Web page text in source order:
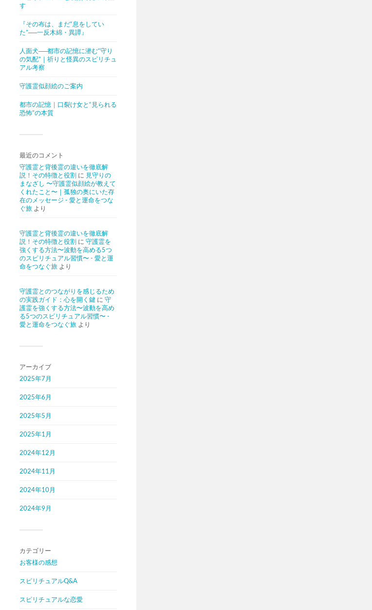
す
『その布は、まだ“息をしてい
た”──一反木綿・異譚』
人面犬──都市の記憶に潜む“守り
の気配”｜祈りと怪異のスピリチュ
アル考察
守護霊似顔絵のご案内
都市の記憶｜口裂け女と“見られる
恐怖”の本質
最近のコメント
守護霊と背後霊の違いを徹底解
説！その特徴と役割 に 見守りの
まなざし 〜守護霊似顔絵が教えて
くれたこと〜｜孤独の奥にいた存
在のメッセージ - 愛と運命をつな
ぐ旅 より
守護霊と背後霊の違いを徹底解
説！その特徴と役割 に 守護霊を
強くする方法〜波動を高める5つ
のスピリチュアル習慣〜 - 愛と運
命をつなぐ旅 より
守護霊とのつながりを感じるため
の実践ガイド：心を開く鍵 に 守
護霊を強くする方法〜波動を高め
る5つのスピリチュアル習慣〜 -
愛と運命をつなぐ旅 より
アーカイブ
2025年7月
2025年6月
2025年5月
2025年1月
2024年12月
2024年11月
2024年10月
2024年9月
カテゴリー
お客様の感想
スピリチュアルQ&A
スピリチュアルな恋愛